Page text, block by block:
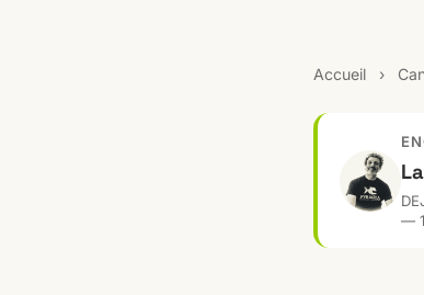
Accueil ›
—